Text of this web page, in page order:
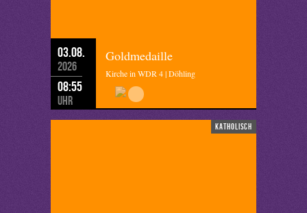
03.08.
2026
08:55
Uhr
Goldmedaille
Kirche in WDR 4 | Döhling
katholisch